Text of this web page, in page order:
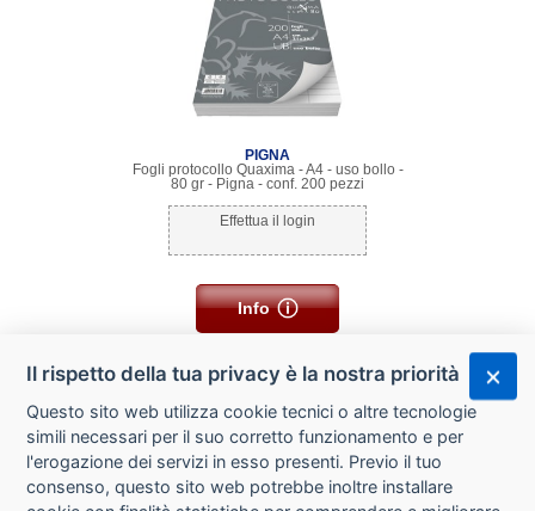
PIGNA
Fogli protocollo Quaxima - A4 - uso bollo -
80 gr - Pigna - conf. 200 pezzi
Effettua il login
Info
Il rispetto della tua privacy è la nostra priorità
Questo sito web utilizza cookie tecnici o altre tecnologie
simili necessari per il suo corretto funzionamento e per
l'erogazione dei servizi in esso presenti. Previo il tuo
consenso, questo sito web potrebbe inoltre installare